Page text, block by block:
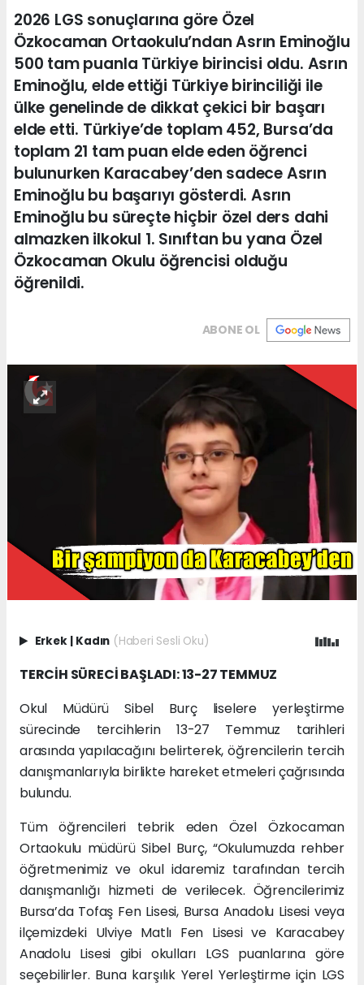
2026 LGS sonuçlarına göre Özel
Özkocaman Ortaokulu’ndan Asrın Eminoğlu
500 tam puanla Türkiye birincisi oldu. Asrın
Eminoğlu, elde ettiği Türkiye birinciliği ile
ülke genelinde de dikkat çekici bir başarı
elde etti. Türkiye’de toplam 452, Bursa’da
toplam 21 tam puan elde eden öğrenci
bulunurken Karacabey’den sadece Asrın
Eminoğlu bu başarıyı gösterdi. Asrın
Eminoğlu bu süreçte hiçbir özel ders dahi
almazken ilkokul 1. Sınıftan bu yana Özel
Özkocaman Okulu öğrencisi olduğu
öğrenildi.
ABONE OL
Erkek | Kadın (Haberi Sesli Oku)
TERCİH SÜRECİ BAŞLADI: 13-27 TEMMUZ
Okul Müdürü Sibel Burç liselere yerleştirme
sürecinde tercihlerin 13-27 Temmuz tarihleri
arasında yapılacağını belirterek, öğrencilerin tercih
danışmanlarıyla birlikte hareket etmeleri çağrısında
bulundu.
Tüm öğrencileri tebrik eden Özel Özkocaman
Ortaokulu müdürü Sibel Burç, “Okulumuzda rehber
öğretmenimiz ve okul idaremiz tarafından tercih
danışmanlığı hizmeti de verilecek. Öğrencilerimiz
Bursa’da Tofaş Fen Lisesi, Bursa Anadolu Lisesi veya
ilçemizdeki Ulviye Matlı Fen Lisesi ve Karacabey
Anadolu Lisesi gibi okulları LGS puanlarına göre
seçebilirler. Buna karşılık Yerel Yerleştirme için LGS